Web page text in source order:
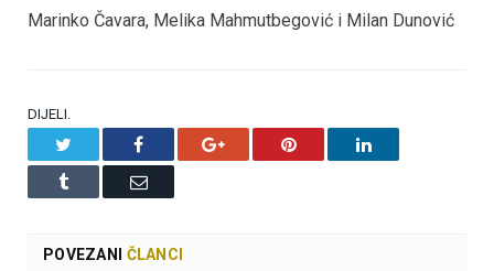
Marinko Čavara, Melika Mahmutbegović i Milan Dunović
DIJELI.
Facebook Google+ Pinterest LinkedIn
Tumblr Email
POVEZANI ČLANCI